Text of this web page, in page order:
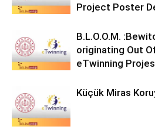
Project Poster
B.L.O.O.M.
originating Out
eTwinning
Küçük Miras